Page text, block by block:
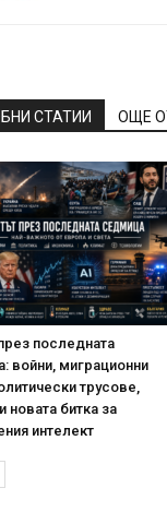
СТАТИИ ОЩЕ
последната
войни, миграционни
трусове,
новата битка за
интелект